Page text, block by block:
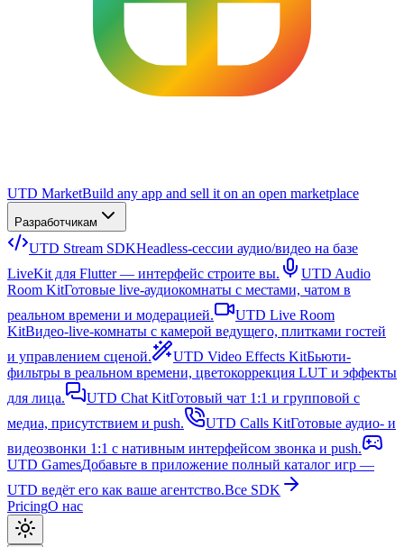
UTD MarketBuild any app and sell it on an open marketplace
Разработчикам
UTD Stream SDKHeadless-сессии аудио/видео на базе
LiveKit для Flutter — интерфейс строите вы.
UTD Audio
Room KitГотовые live-аудиокомнаты с местами, чатом в
реальном времени и модерацией.
UTD Live Room
KitВидео-live-комнаты с камерой ведущего, плитками гостей
и управлением сценой.
UTD Video Effects KitБьюти-
фильтры в реальном времени, цветокоррекция LUT и эффекты
для лица.
UTD Chat KitГотовый чат 1:1 и групповой с
медиа, присутствием и push.
UTD Calls KitГотовые аудио- и
видеозвонки 1:1 с нативным интерфейсом звонка и push.
UTD GamesДобавьте в приложение полный каталог игр —
UTD ведёт его как ваше агентство.Все SDK
PricingО нас